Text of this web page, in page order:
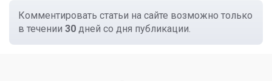
Комментировать статьи на сайте возможно только
в течении 30 дней со дня публикации.